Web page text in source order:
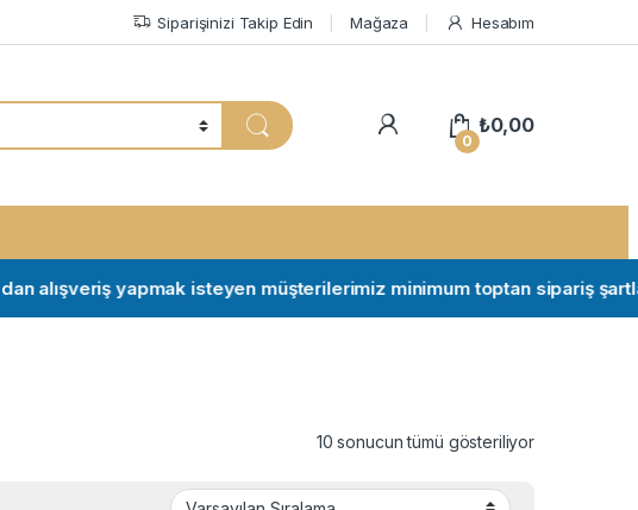
Siparişinizi Takip Edin Mağaza Hesabım
My Account
0
₺0,00
yapmak isteyen müşterilerimiz minimum toptan sipariş şartları
10 sonucun tümü gösteriliyor